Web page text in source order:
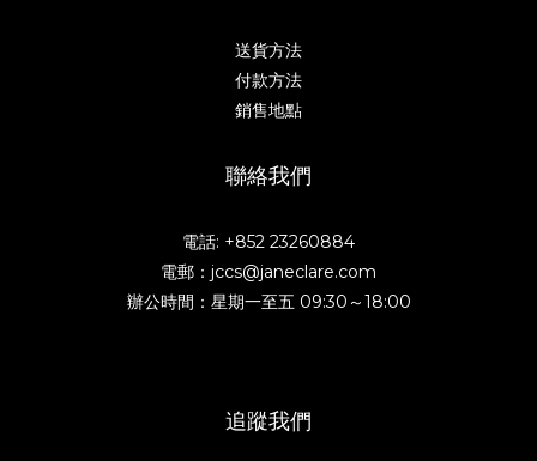
送貨方法
付款方法
銷售地點
聯絡我們
電話: +852 23260884
電郵：jccs@janeclare.com
辦公時間：星期一至五 09:30～18:00
追蹤我們